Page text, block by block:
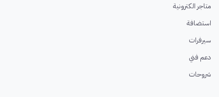
متاجر الكترونية
استضافة
سيرفرات
دعم فني
شروحات